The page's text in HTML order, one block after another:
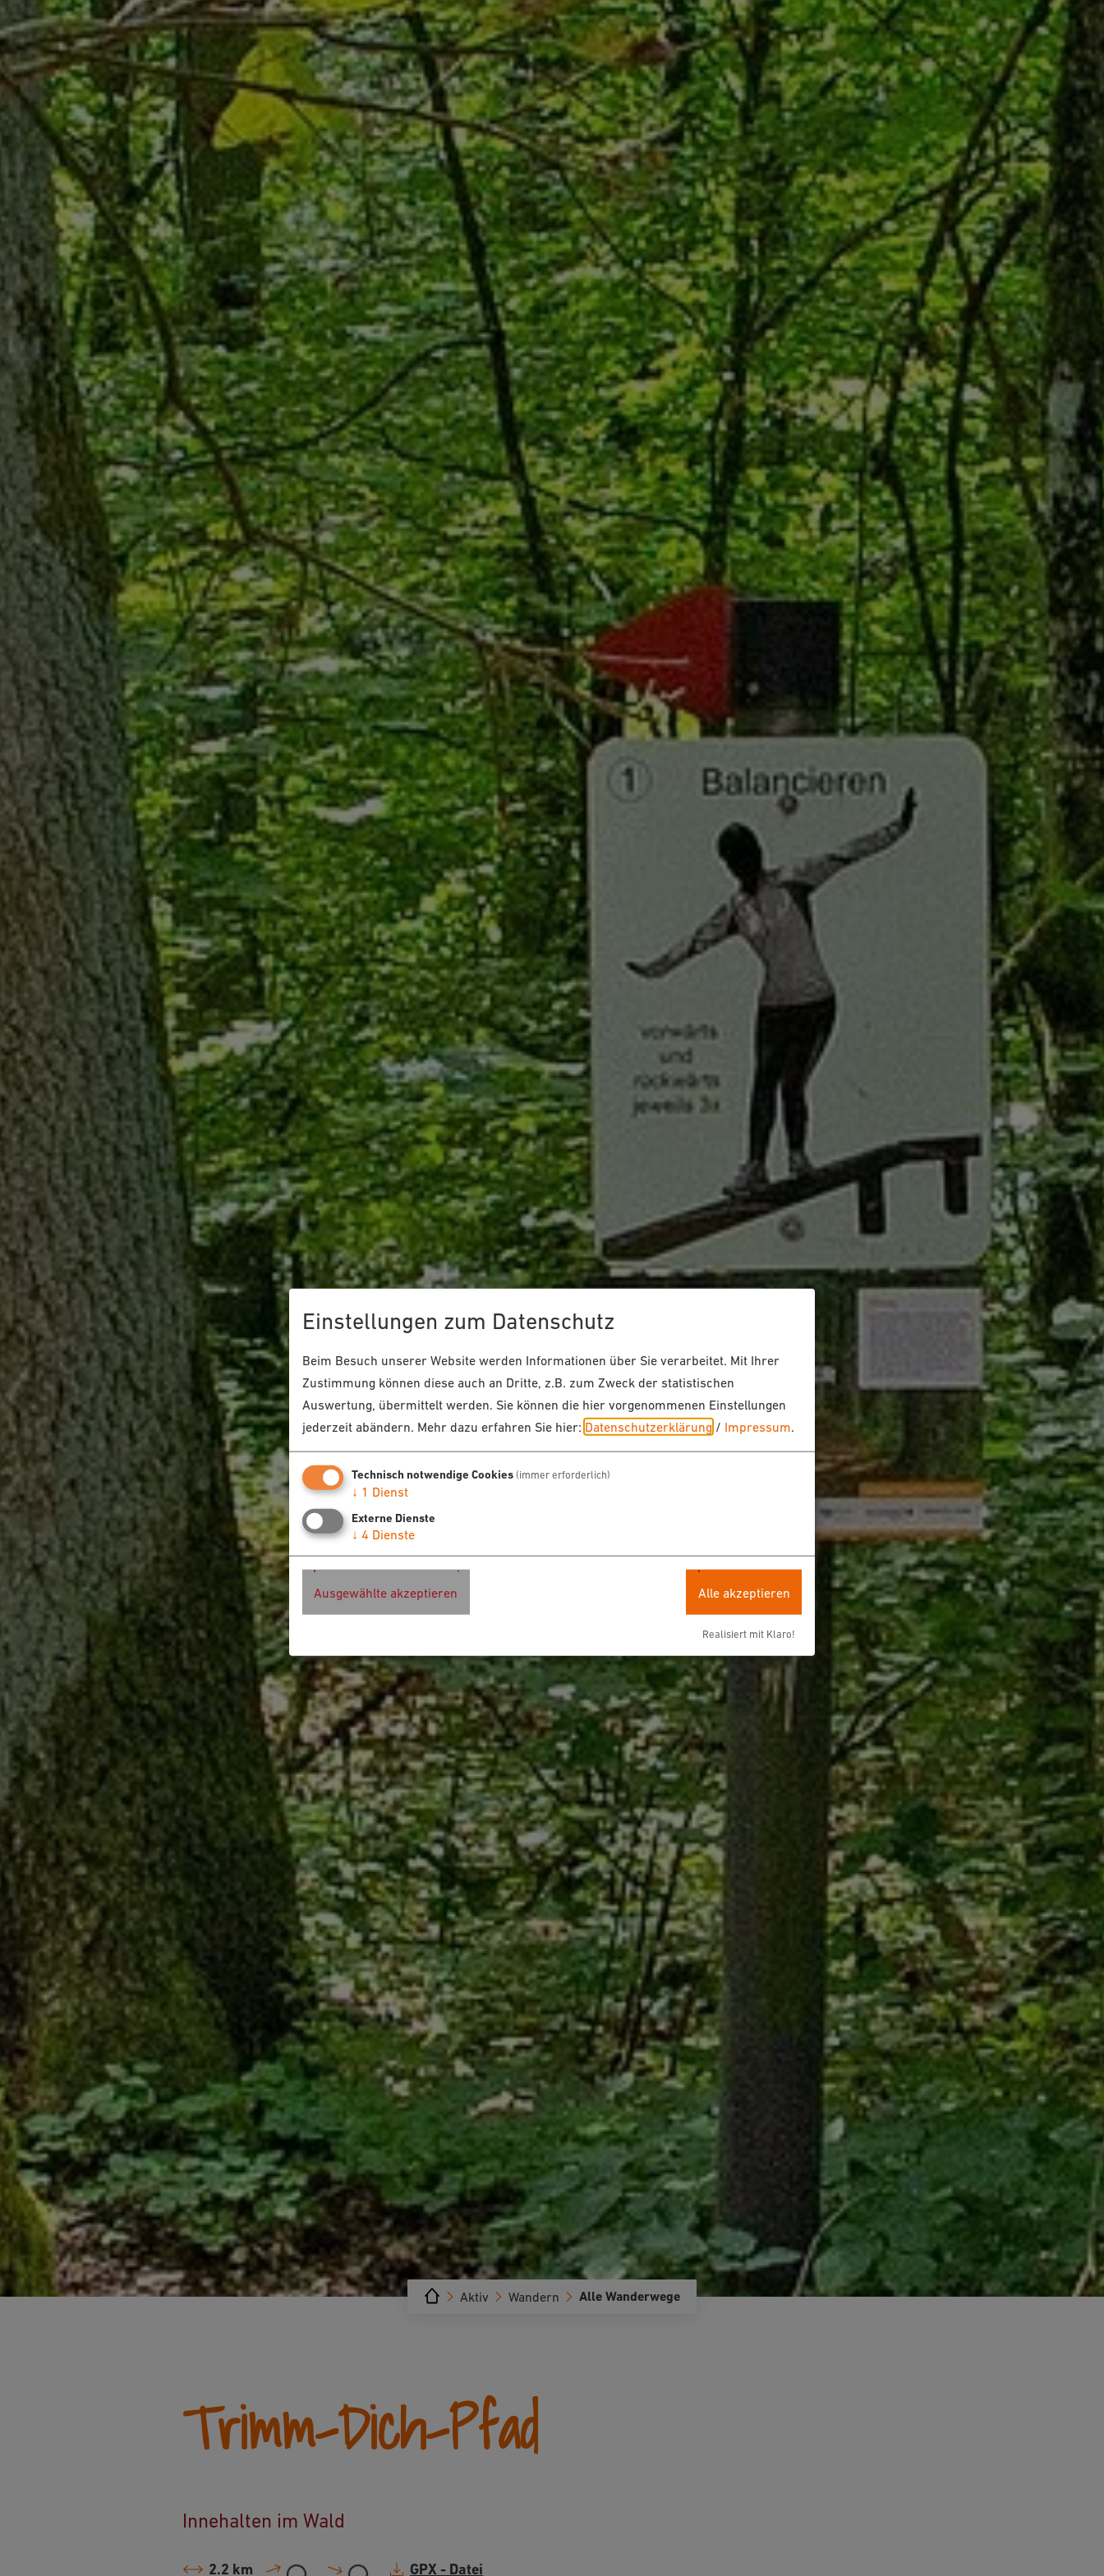
Alle Wanderwege
Wandern
Aktiv
Trimm-Dich-Pfad
Innehalten im Wald
2.2 km GPX - Datei
Einstellungen zum Datenschutz
Beim Besuch unserer Website werden Informationen über Sie verarbeitet. Mit Ihrer
Zustimmung können diese auch an Dritte, z.B. zum Zweck der statistischen
Auswertung, übermittelt werden. Sie können die hier vorgenommenen Einstellungen
jederzeit abändern. Mehr dazu erfahren Sie hier: Datenschutzerklärung / Impressum.
Technisch notwendige Cookies (immer erforderlich)
↓ 1 Dienst
Externe Dienste
↓ 4 Dienste
Ausgewählte akzeptieren Alle akzeptieren
Realisiert mit Klaro!